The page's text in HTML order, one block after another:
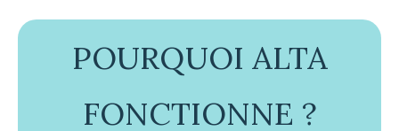
POURQUOI ALTA
FONCTIONNE ?